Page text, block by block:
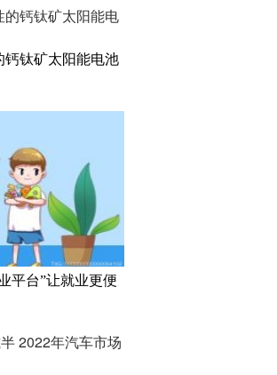
钙钛矿太阳能电池
平台”让就业更便